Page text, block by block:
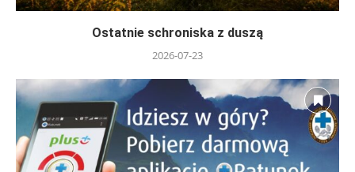
Ostatnie schroniska z duszą
2026-07-23